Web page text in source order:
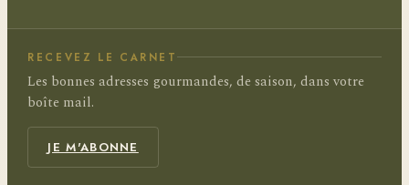
RECEVEZ LE CARNET
Les bonnes adresses gourmandes, de saison, dans votre
boîte mail.
JE M'ABONNE